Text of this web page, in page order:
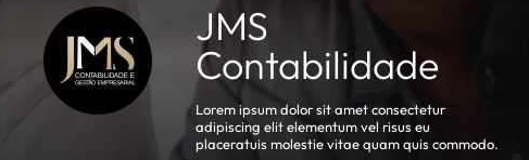
JMS
Contabilidade
Lorem ipsum dolor sit amet consectetur
adipiscing elit elementum vel risus eu
placeratuis molestie vitae quam quis commodo.